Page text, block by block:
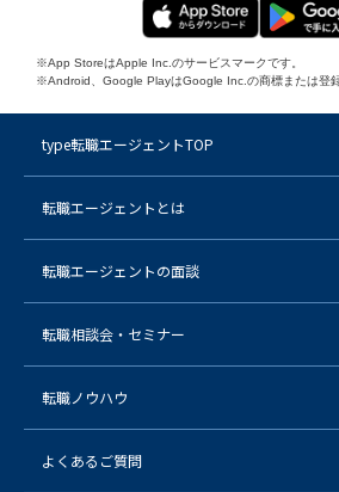
※App StoreはApple Inc.のサービスマークです。
※Android、Google PlayはGoogle Inc.の商標または登録
type転職エージェントTOP
転職エージェントとは
転職エージェントの面談
転職相談会・セミナー
転職ノウハウ
よくあるご質問